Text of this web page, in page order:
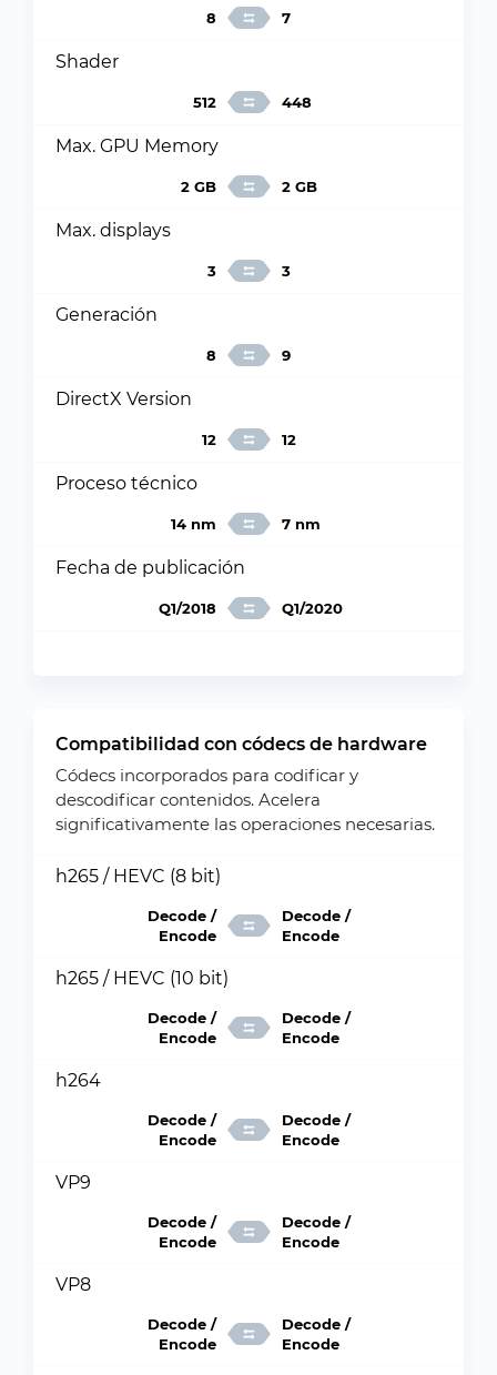
8 7
Shader
512 448
Max. GPU Memory
2 GB 2 GB
Max. displays
3 3
Generación
8 9
DirectX Version
12 12
Proceso técnico
14 nm 7 nm
Fecha de publicación
Q1/2018 Q1/2020
Compatibilidad con códecs de hardware
Códecs incorporados para codificar y
descodificar contenidos. Acelera
significativamente las operaciones necesarias.
h265 / HEVC (8 bit)
Decode /
Encode
Decode /
Encode
h265 / HEVC (10 bit)
Decode /
Encode
Decode /
Encode
h264
Decode /
Encode
Decode /
Encode
VP9
Decode /
Encode
Decode /
Encode
VP8
Decode /
Encode
Decode /
Encode